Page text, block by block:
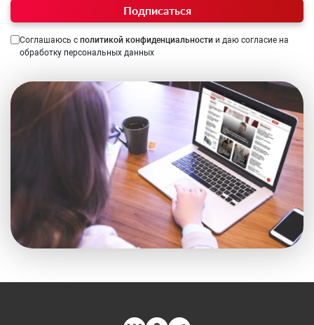
Подписаться
Соглашаюсь с политикой конфиденциальности и даю согласие на
обработку персональных данных